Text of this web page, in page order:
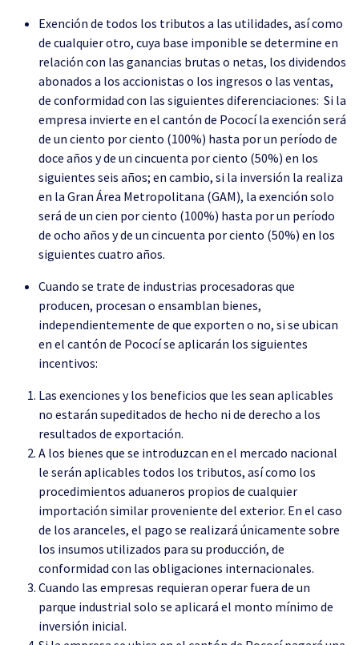
Exención de todos los tributos a las utilidades, así como
de cualquier otro, cuya base imponible se determine en
relación con las ganancias brutas o netas, los dividendos
abonados a los accionistas o los ingresos o las ventas,
de conformidad con las siguientes diferenciaciones: Si la
empresa invierte en el cantón de Pococí la exención será
de un ciento por ciento (100%) hasta por un período de
doce años y de un cincuenta por ciento (50%) en los
siguientes seis años; en cambio, si la inversión la realiza
en la Gran Área Metropolitana (GAM), la exención solo
será de un cien por ciento (100%) hasta por un período
de ocho años y de un cincuenta por ciento (50%) en los
siguientes cuatro años.
Cuando se trate de industrias procesadoras que
producen, procesan o ensamblan bienes,
independientemente de que exporten o no, si se ubican
en el cantón de Pococí se aplicarán los siguientes
incentivos:
Las exenciones y los beneficios que les sean aplicables
no estarán supeditados de hecho ni de derecho a los
resultados de exportación.
A los bienes que se introduzcan en el mercado nacional
le serán aplicables todos los tributos, así como los
procedimientos aduaneros propios de cualquier
importación similar proveniente del exterior. En el caso
de los aranceles, el pago se realizará únicamente sobre
los insumos utilizados para su producción, de
conformidad con las obligaciones internacionales.
Cuando las empresas requieran operar fuera de un
parque industrial solo se aplicará el monto mínimo de
inversión inicial.